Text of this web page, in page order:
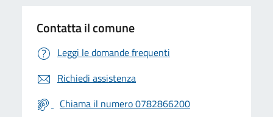
Contatta il comune
Leggi le domande frequenti
Richiedi assistenza
Chiama il numero 0782866200